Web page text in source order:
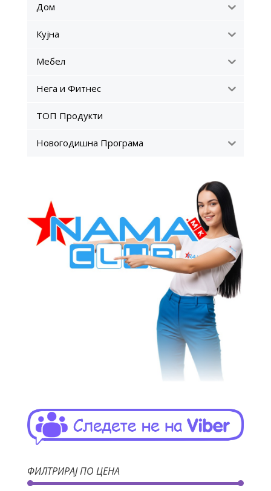
Дом
Кујна
Мебел
Нега и Фитнес
ТОП Продукти
Новогодишна Програма
ФИЛТРИРАЈ ПО ЦЕНА